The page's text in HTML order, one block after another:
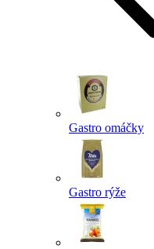
Gastro omáčky
Gastro rýže